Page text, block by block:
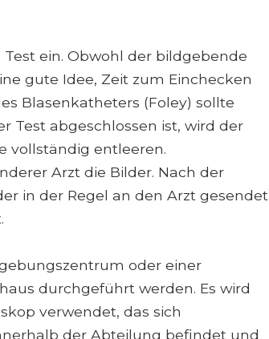
ein. Obwohl der bildgebende
gute Idee, Zeit zum Einchecken
Blasenkatheters (Foley) sollte
Test abgeschlossen ist, wird der
vollständig entleeren.
Arzt die Bilder. Nach der
in der Regel an den Arzt gesendet
oder einer
durchgeführt werden. Es wird
verwendet, das sich
der Abteilung befindet und